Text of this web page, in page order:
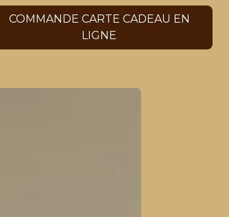
COMMANDE CARTE CADEAU EN
LIGNE